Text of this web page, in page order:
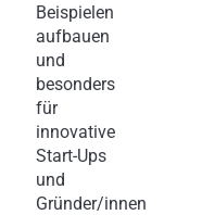
Beispielen
aufbauen
und
besonders
für
innovative
Start-Ups
und
Gründer/innen